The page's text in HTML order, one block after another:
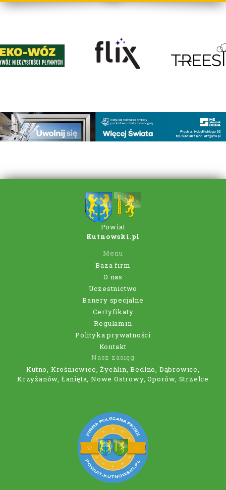
Powiat
Kutnowski.pl
Menu
Baza firm
O nas
Uczestnictwo
Banery specjalne
Certyfikaty
Regulamin
Polityka prywatności
Kontakt
Nasz zasięg
Kutno, Krośniewice, Żychlin, Bedlno, Dąbrowice,
Krzyżanów, Łanięta, Nowe Ostrowy, Oporów, Strzelce